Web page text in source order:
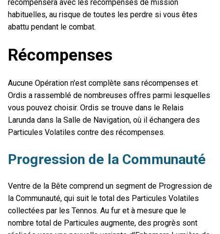
récompensera avec les récompenses de mission
habituelles, au risque de toutes les perdre si vous êtes
abattu pendant le combat.
Récompenses
Aucune Opération n'est complète sans récompenses et
Ordis a rassemblé de nombreuses offres parmi lesquelles
vous pouvez choisir. Ordis se trouve dans le Relais
Larunda dans la Salle de Navigation, où il échangera des
Particules Volatiles contre des récompenses.
Progression de la Communauté
Ventre de la Bête comprend un segment de Progression de
la Communauté, qui suit le total des Particules Volatiles
collectées par les Tennos. Au fur et à mesure que le
nombre total de Particules augmente, des progrès sont